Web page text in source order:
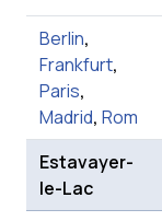
Berlin,
Frankfurt,
Paris,
Madrid, Rom
Estavayer-
le-Lac